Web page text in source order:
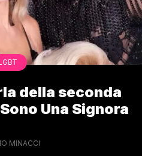
della seconda
Una Signora
MINACCI